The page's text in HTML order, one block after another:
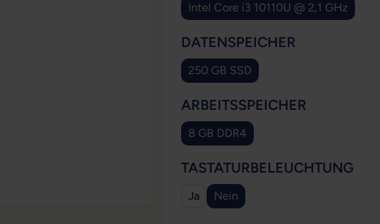
Intel Core i3 10110U @ 2,1 GHz
DATENSPEICHER
250 GB SSD
ARBEITSSPEICHER
8 GB DDR4
TASTATURBELEUCHTUNG
Ja Nein